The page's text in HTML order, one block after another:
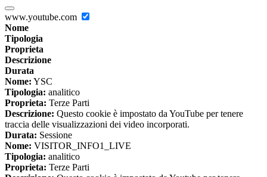
www.youtube.com
Nome
Tipologia
Proprieta
Descrizione
Durata
Nome: YSC
Tipologia: analitico
Proprieta: Terze Parti
Descrizione: Questo cookie è impostato da YouTube per tenere
traccia delle visualizzazioni dei video incorporati.
Durata: Sessione
Nome: VISITOR_INFO1_LIVE
Tipologia: analitico
Proprieta: Terze Parti